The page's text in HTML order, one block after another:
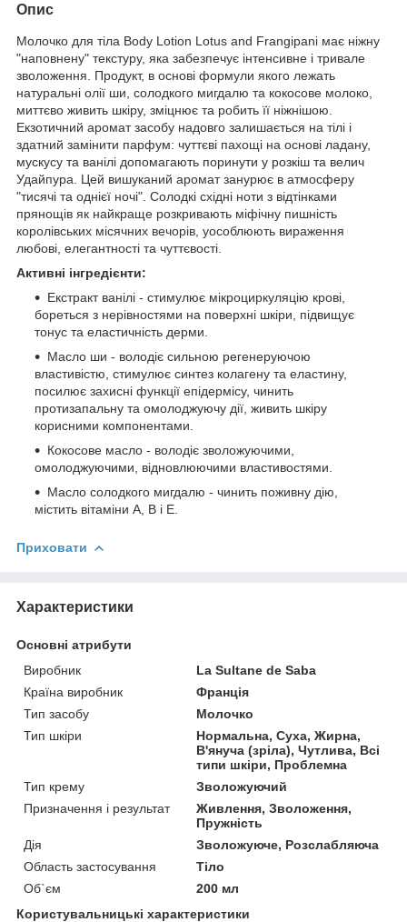
Опис
Молочко для тіла Body Lotion Lotus and Frangipani має ніжну
"наповнену" текстуру, яка забезпечує інтенсивне і тривале
зволоження. Продукт, в основі формули якого лежать
натуральні олії ши, солодкого мигдалю та кокосове молоко,
миттєво живить шкіру, зміцнює та робить її ніжнішою.
Екзотичний аромат засобу надовго залишається на тілі і
здатний замінити парфум: чуттєві пахощі на основі ладану,
мускусу та ванілі допомагають поринути у розкіш та велич
Удайпура. Цей вишуканий аромат занурює в атмосферу
"тисячі та однієї ночі". Солодкі східні ноти з відтінками
прянощів як найкраще розкривають міфічну пишність
королівських місячних вечорів, уособлюють вираження
любові, елегантності та чуттєвості.
Активні інгредієнти:
Екстракт ванілі - стимулює мікроциркуляцію крові,
бореться з нерівностями на поверхні шкіри, підвищує
тонус та еластичність дерми.
Масло ши - володіє сильною регенеруючою
властивістю, стимулює синтез колагену та еластину,
посилює захисні функції епідермісу, чинить
протизапальну та омолоджуючу дії, живить шкіру
корисними компонентами.
Кокосове масло - володіє зволожуючими,
омолоджуючими, відновлюючими властивостями.
Масло солодкого мигдалю - чинить поживну дію,
містить вітаміни А, В і Е.
Приховати
Характеристики
Основні атрибути
Виробник
La Sultane de Saba
Країна виробник
Франція
Тип засобу
Молочко
Тип шкіри
Нормальна, Суха, Жирна,
В'януча (зріла), Чутлива, Всі
типи шкіри, Проблемна
Тип крему
Зволожуючий
Призначення і результат
Живлення, Зволоження,
Пружність
Дія
Зволожуюче, Розслабляюча
Область застосування
Тіло
Об`єм
200 мл
Користувальницькі характеристики